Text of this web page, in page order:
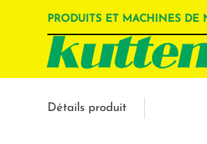
PRODUITS ET MACHINES DE
Détails produit